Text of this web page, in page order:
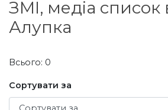
ЗМІ, медіа список
Алупка
Всього: 0
Сортувати за
Сортувати за